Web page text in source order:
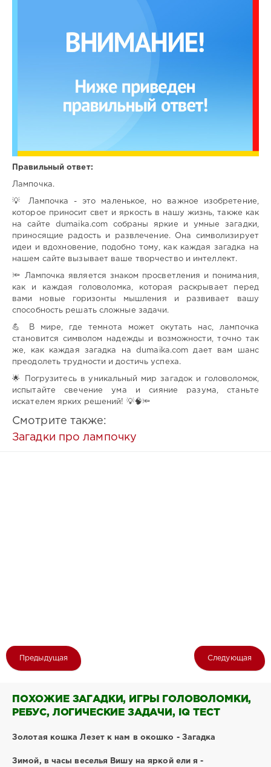
Правильный ответ:
Лампочка.
💡 Лампочка - это маленькое, но важное изобретение,
которое приносит свет и яркость в нашу жизнь, также как
на сайте dumaika.com собраны яркие и умные загадки,
приносящие радость и развлечение. Она символизирует
идеи и вдохновение, подобно тому, как каждая загадка на
нашем сайте вызывает ваше творчество и интеллект.
🔦 Лампочка является знаком просветления и понимания,
как и каждая головоломка, которая раскрывает перед
вами новые горизонты мышления и развивает вашу
способность решать сложные задачи.
💪 В мире, где темнота может окутать нас, лампочка
становится символом надежды и возможности, точно так
же, как каждая загадка на dumaika.com дает вам шанс
преодолеть трудности и достичь успеха.
🌟 Погрузитесь в уникальный мир загадок и головоломок,
испытайте свечение ума и сияние разума, станьте
искателем ярких решений! 💡🧠🔦
Смотрите также:
Загадки про лампочку
Предыдущая Следующая
ПОХОЖИЕ ЗАГАДКИ, ИГРЫ ГОЛОВОЛОМКИ,
РЕБУС, ЛОГИЧЕСКИЕ ЗАДАЧИ, IQ ТЕСТ
Золотая кошка Лезет к нам в окошко - Загадка
Зимой, в часы веселья Вишу на яркой ели я -